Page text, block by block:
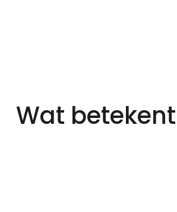
Wat